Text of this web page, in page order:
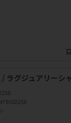
/ ラグジュアリーシ